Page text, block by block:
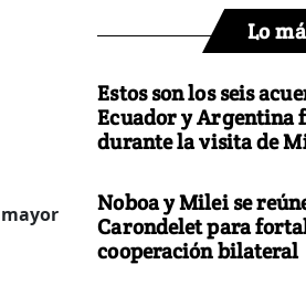
mayor
Lo
Estos son los seis
Ecuador y Argentina
durante la visita de
Noboa y Milei se
Carondelet para
cooperación bilateral